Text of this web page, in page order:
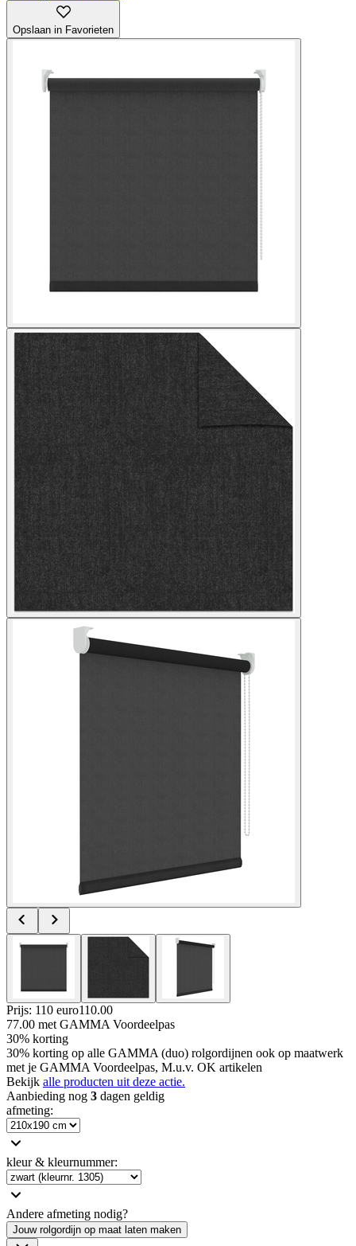
Opslaan in Favorieten
Prijs: 110 euro110.00
77.00 met GAMMA Voordeelpas
30% korting
30% korting op alle GAMMA (duo) rolgordijnen ook op maatwerk
met je GAMMA Voordeelpas, M.u.v. OK artikelen
Bekijk alle producten uit deze actie.
Aanbieding nog 3 dagen geldig
afmeting:
kleur & kleurnummer:
Andere afmeting nodig?
Jouw rolgordijn op maat laten maken